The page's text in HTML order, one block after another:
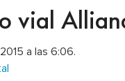
vial
a las 6:06.